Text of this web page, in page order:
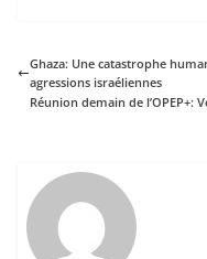
Ghaza: Une catastrophe
agressions israéliennes
Réunion demain de